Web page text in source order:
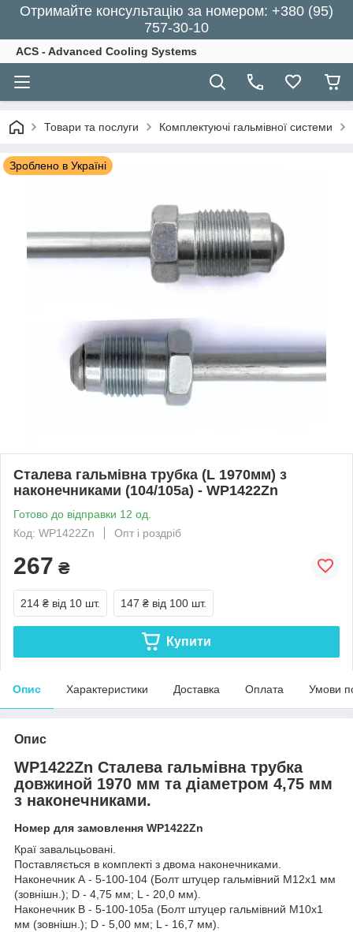
Отримайте консультацію за номером: +380 (95)
757-30-10
ACS - Advanced Cooling Systems
Товари та послуги Комплектуючі гальмівної системи
Зроблено в Україні
Сталева гальмівна трубка (L 1970мм) з
наконечниками (104/105а) - WP1422Zn
Готово до відправки 12 од.
Код: WP1422Zn
Опт і роздріб
267 ₴
214 ₴ від 10 шт. 147 ₴ від 100 шт.
Купити
Опис Характеристики Доставка Оплата Умови
Опис
WP1422Zn Сталева гальмівна трубка
довжиной 1970 мм та діаметром 4,75 мм
з наконечниками.
Номер для замовлення WP1422Zn
Краї завальцьовані.
Поставляється в комплекті з двома наконечниками.
Наконечник А - 5-100-104 (Болт штуцер гальмівний М12х1 мм
(зовнішн.); D - 4,75 мм; L - 20,0 мм).
Наконечник В - 5-100-105а (Болт штуцер гальмівний М10х1
мм (зовнішн.); D - 5,00 мм; L - 16,7 мм).